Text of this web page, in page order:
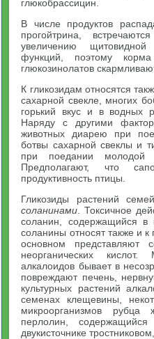
глюкобрассицин.
В числе продуктов
прогойтрина,
увеличению
функций, поэтому
глюкозинолатов
К гликозидам относятся
сахарной свекле, многих
горький вкус и в водных
Наряду с другими
животных диарею при
ботвы сахарной свеклы и
при поедании молодой
Предполагают, что
продуктивность птицы.
Гликозиды растений
соланинами . Токсичное
соланин, содержащийся в
соланины относят также и к
основном представляют
неорганических
алкалоидов бывает в
повреждают печень,
культурных растений
семенах клещевины,
микроорганизмов рубца
перлолин, содержащийся
двукисточнике